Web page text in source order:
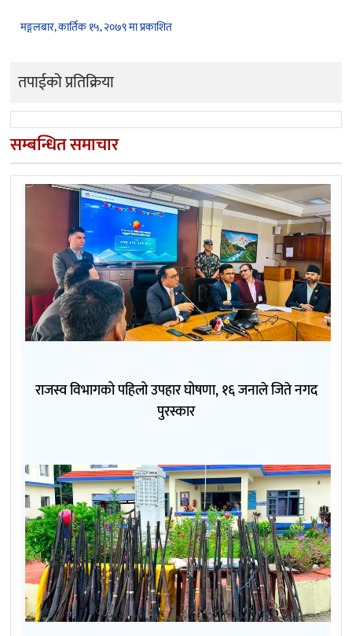
मङ्गलबार, कार्तिक १५, २०७९ मा प्रकाशित
तपाईको प्रतिक्रिया
सम्बन्धित समाचार
राजस्व विभागको पहिलो उपहार घोषणा, १६ जनाले जिते नगद
पुरस्कार